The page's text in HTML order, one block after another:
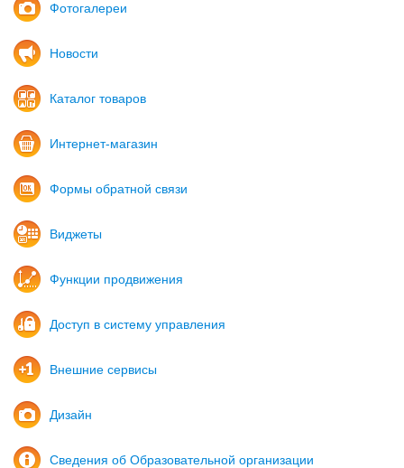
Фотогалереи
Новости
Каталог товаров
Интернет-магазин
Формы обратной связи
Виджеты
Функции продвижения
Доступ в систему управления
Внешние сервисы
Дизайн
Сведения об Образовательной организации